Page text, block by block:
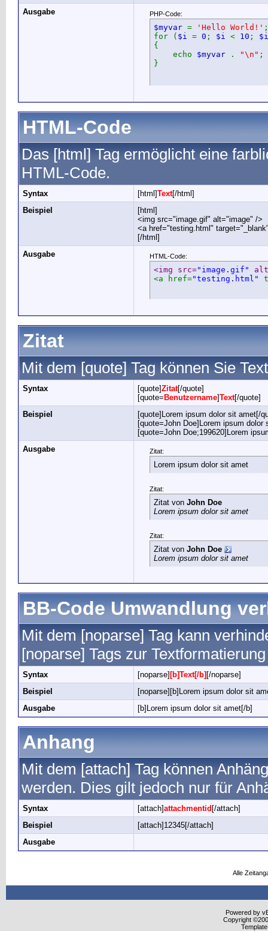
Ausgabe
PHP-Code:
$myvar = 'Hello World!' ;
for ( $i = 0 ; $i < 10 ; $i
{
echo $myvar . "\n" ;
}
HTML-Code
Das [html] Tag ermöglicht eine
HTML-Code.
Syntax [html]Text[/html]
Beispiel
[html]
<img src="image.gif" alt="image" />
<a href="testing.html"
[/html]
Ausgabe
HTML-Code:
<img src="image.gif"
<a href="testing.html"
Zitat
Mit dem [quote] Tag können Sie
Syntax [quote]Zitat[/quote]
[quote= Benutzername]Text[/quote]
Beispiel
[quote]Lorem ipsum dolor sit amet[/
[quote=John Doe]Lorem ipsum dolor
[quote=John Doe;199620]Lorem
Ausgabe
Zitat:
Lorem ipsum dolor sit amet
Zitat:
Zitat von John Doe
Lorem ipsum dolor sit amet
Zitat:
Zitat von John Doe
Lorem ipsum dolor sit amet
BB-Code Umwandlung
Mit dem [noparse] Tag kann
[noparse] Tags zur
Syntax [noparse] [b]Text[/b] [/noparse]
Beispiel
[noparse][b]Lorem ipsum dolor sit
Ausgabe
[b]Lorem ipsum dolor sit amet[/b]
Anhang
Mit dem [attach] Tag können
werden. Dies gilt jedoch nur für
Syntax [attach]attachmentid [/attach]
Beispiel
[attach]12345[/attach]
Ausgabe
Alle
Powered by
Copyright